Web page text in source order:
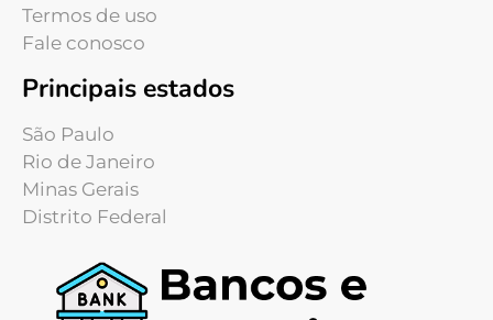
Termos de uso
Fale conosco
Principais estados
São Paulo
Rio de Janeiro
Minas Gerais
Distrito Federal